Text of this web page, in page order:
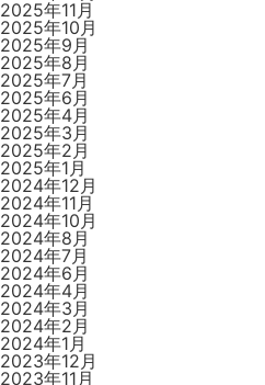
シ
ョ
ン
2025年11月
2025年10月
2025年9月
2025年8月
2025年7月
2025年6月
2025年4月
2025年3月
2025年2月
2025年1月
2024年12月
2024年11月
2024年10月
2024年8月
2024年7月
2024年6月
2024年4月
2024年3月
2024年2月
2024年1月
2023年12月
2023年11月